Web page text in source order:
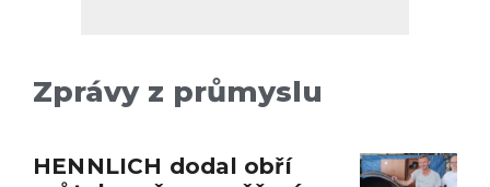
Zprávy z průmyslu
HENNLICH dodal obří
Page PagePagePage
PagePage Page